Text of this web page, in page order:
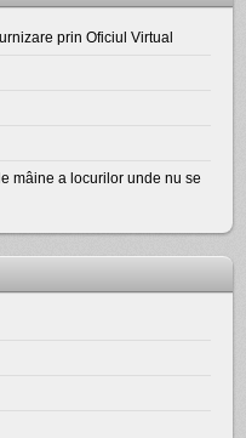
prin Oficiul Virtual
mâine a locurilor unde nu se